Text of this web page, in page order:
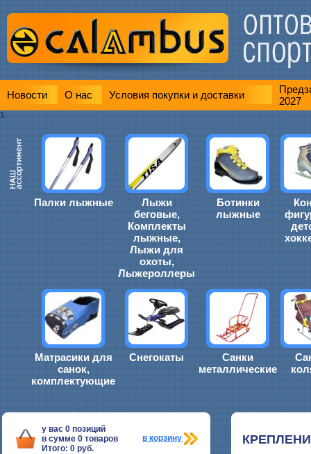
Новости О нас Условия покупки и доставки
2027
1
Палки лыжные
Лыжи
беговые,
Комплекты
лыжные,
Лыжи для
охоты,
Лыжероллеры
Ботинки
лыжные
Матрасики для
санок,
комплектующие
Снегокаты
Санки
металлические
у вас 0 позиций
в сумме 0 товаров
Итого: 0 руб.
в корзину